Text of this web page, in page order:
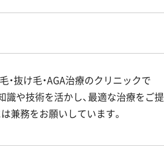
抜け毛・AGA治療のクリニックで
や技術を活かし、最適な治療をご提
兼務をお願いしています。